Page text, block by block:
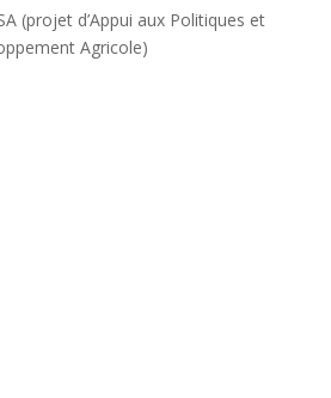
(projet d’Appui aux Politiques et
Agricole)